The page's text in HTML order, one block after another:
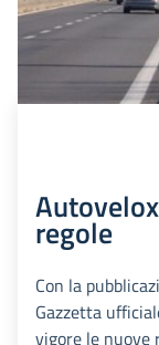
regole
Con la
Gazzetta
vigore le nuove